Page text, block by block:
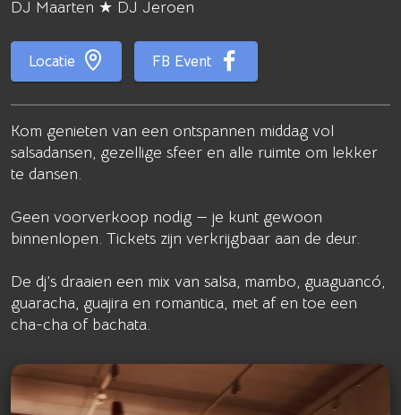
DJ Maarten ★ DJ Jeroen
Locatie FB Event
Kom genieten van een ontspannen middag vol
salsadansen, gezellige sfeer en alle ruimte om lekker
te dansen.
Geen voorverkoop nodig — je kunt gewoon
binnenlopen. Tickets zijn verkrijgbaar aan de deur.
De dj’s draaien een mix van salsa, mambo, guaguancó,
guaracha, guajira en romantica, met af en toe een
cha-cha of bachata.